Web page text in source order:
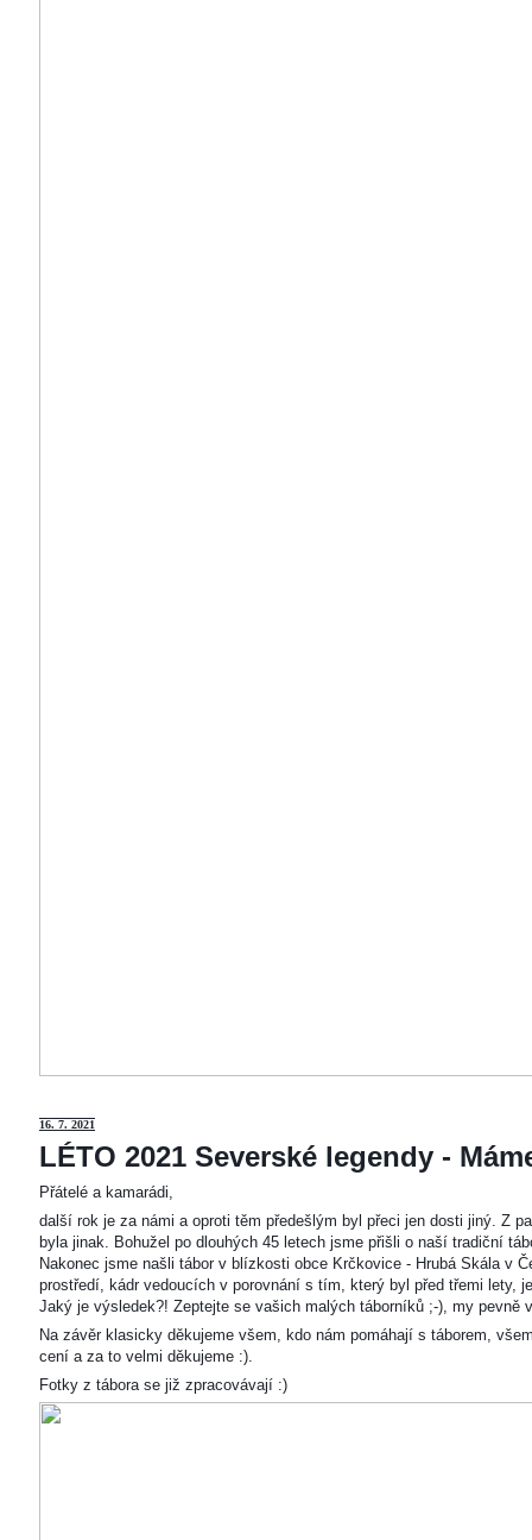
16. 7. 2021
LÉTO 2021 Severské legendy -
Přátelé a kamarádi,
další rok je za námi a oproti těm předešlým byl přeci jen dosti jiný. Z
byla jinak. Bohužel po dlouhých 45 letech jsme přišli o naší tradiční
Nakonec jsme našli tábor v blízkosti obce Krčkovice - Hrubá Skála v
prostředí, kádr vedoucích v porovnání s tím, který byl před třemi lety,
Jaký je výsledek?! Zeptejte se vašich malých táborníků ;-), my pevně
Na závěr klasicky děkujeme všem, kdo nám pomáhají s táborem,
cení a za to velmi děkujeme :).
Fotky z tábora se již zpracovávají :)